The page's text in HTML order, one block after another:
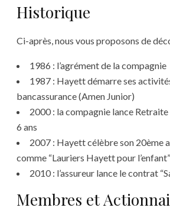
Historique
Ci-après, nous vous proposons de
1986 : l’agrément de la compagnie
1987 : Hayett démarre ses
bancassurance (Amen Junior)
2000 : la compagnie lance
6 ans
2007 : Hayett célèbre son 20ème
comme “Lauriers Hayett pour l’enfant”
2010 : l’assureur lance le contrat
Membres et